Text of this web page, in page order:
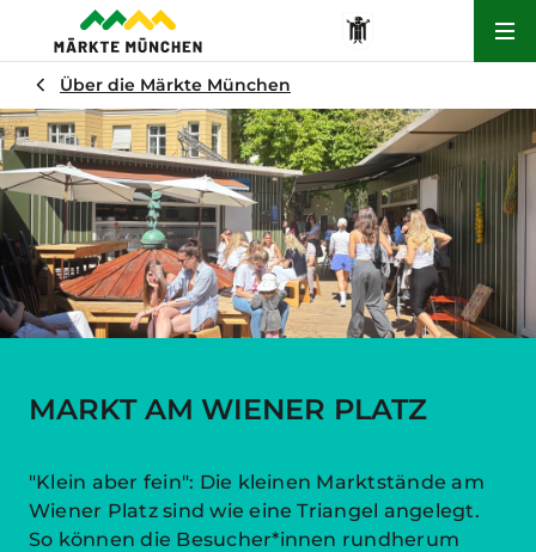
Über die Märkte München
MARKT AM WIENER PLATZ
"Klein aber fein": Die kleinen Marktstände am
Wiener Platz sind wie eine Triangel angelegt.
So können die Besucher*innen rundherum